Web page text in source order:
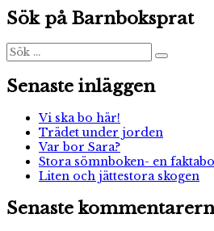
Sök på Barnboksprat
Sök
efter:
Sök
Senaste inläggen
Vi ska bo här!
Trädet under jorden
Var bor Sara?
Stora sömnboken- en
Liten och jättestora skogen
Senaste